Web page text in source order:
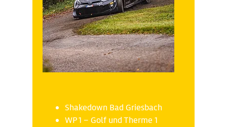
Shakedown Bad Griesbach
WP 1 – Golf und Therme 1